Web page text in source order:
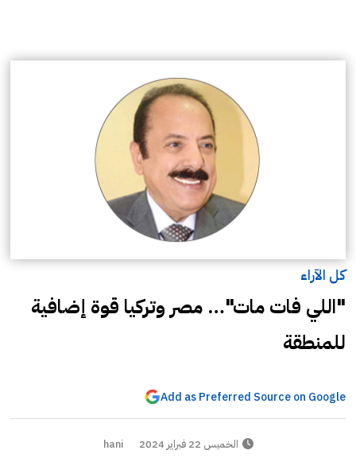
كل الآراء
"اللي فات مات"… مصر وتركيا قوة إضافية
للمنطقة
Add as Preferred Source on Google
الخميس 22 فبراير 2024 hani